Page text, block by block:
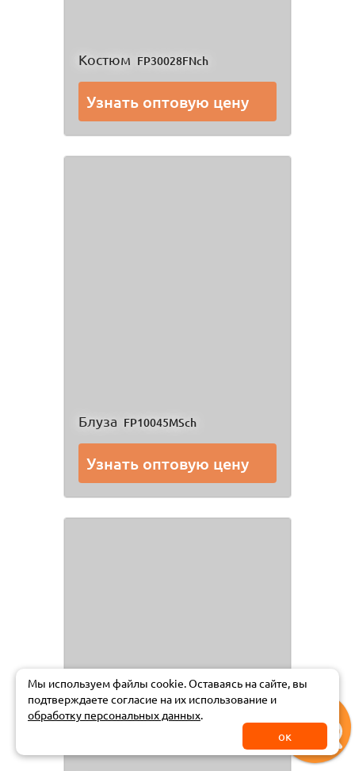
Костюм FP30028FNch
Узнать оптовую цену
Блуза FP10045MSch
Узнать оптовую цену
Мы используем файлы cookie. Оставаясь на сайте, вы
подтверждаете согласие на их использование и
обработку персональных данных
ок